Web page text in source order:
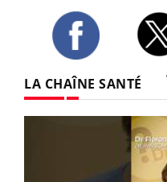
LA CHAÎNE SANTÉ